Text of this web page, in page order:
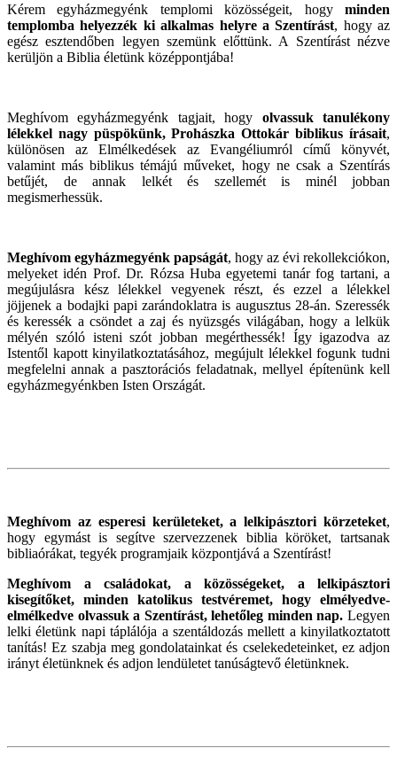
Kérem egyházmegyénk templomi közösségeit, hogy minden
templomba helyezzék ki alkalmas helyre a Szentírást, hogy az
egész esztendőben legyen szemünk előttünk. A Szentírást nézve
kerüljön a Biblia életünk középpontjába!
Meghívom egyházmegyénk tagjait, hogy olvassuk tanulékony
lélekkel nagy püspökünk, Prohászka Ottokár biblikus írásait,
különösen az Elmélkedések az Evangéliumról című könyvét,
valamint más biblikus témájú műveket, hogy ne csak a Szentírás
betűjét, de annak lelkét és szellemét is minél jobban
megismerhessük.
Meghívom egyházmegyénk papságát, hogy az évi rekollekciókon,
melyeket idén Prof. Dr. Rózsa Huba egyetemi tanár fog tartani, a
megújulásra kész lélekkel vegyenek részt, és ezzel a lélekkel
jöjjenek a bodajki papi zarándoklatra is augusztus 28-án. Szeressék
és keressék a csöndet a zaj és nyüzsgés világában, hogy a lelkük
mélyén szóló isteni szót jobban megérthessék! Így igazodva az
Istentől kapott kinyilatkoztatásához, megújult lélekkel fogunk tudni
megfelelni annak a pasztorációs feladatnak, mellyel építenünk kell
egyházmegyénkben Isten Országát.
Meghívom az esperesi kerületeket, a lelkipásztori körzeteket,
hogy egymást is segítve szervezzenek biblia köröket, tartsanak
bibliaórákat, tegyék programjaik központjává a Szentírást!
Meghívom a családokat, a közösségeket, a lelkipásztori
kisegítőket, minden katolikus testvéremet, hogy elmélyedve-
elmélkedve olvassuk a Szentírást, lehetőleg minden nap. Legyen
lelki életünk napi táplálója a szentáldozás mellett a kinyilatkoztatott
tanítás! Ez szabja meg gondolatainkat és cselekedeteinket, ez adjon
irányt életünknek és adjon lendületet tanúságtevő életünknek.